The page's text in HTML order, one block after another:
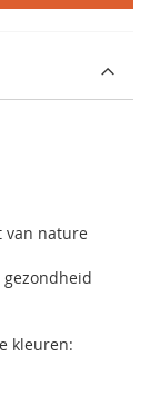
van nature
kleuren: